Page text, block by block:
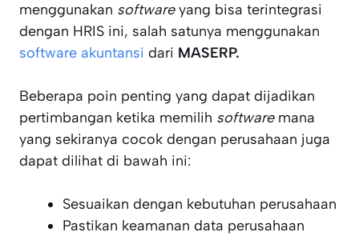
menggunakan softwareyang bisa terintegrasi
dengan HRIS ini, salah satunya menggunakan
software akuntansi dari MASERP.
Beberapa poin penting yang dapat dijadikan
pertimbangan ketika memilih softwaremana
yang sekiranya cocok dengan perusahaan juga
dapat dilihat di bawah ini:
Sesuaikan dengan kebutuhan perusahaan
Pastikan keamanan data perusahaan